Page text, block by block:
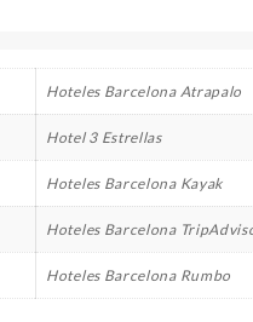
Hoteles Barcelona Atrapalo
Hotel 3 Estrellas
Hoteles Barcelona Kayak
Hoteles Barcelona
Hoteles Barcelona Rumbo